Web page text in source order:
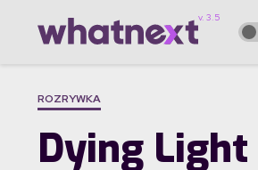
ROZRYWKA
Dying Light